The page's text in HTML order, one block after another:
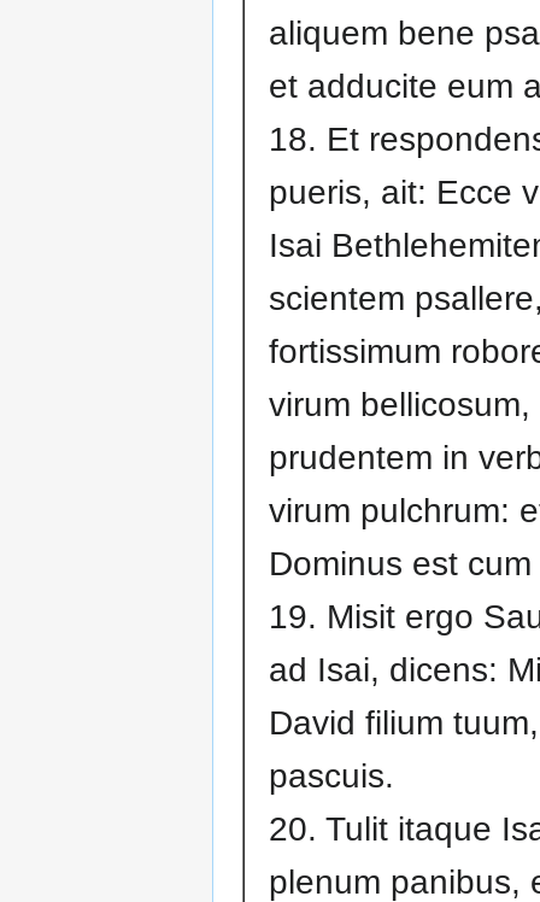
aliquem bene
et adducite eum
18. Et
pueris, ait: Ecce
Isai
scientem
fortissimum
virum bellicosum,
prudentem in
virum pulchrum:
Dominus est
19. Misit ergo
ad Isai, dicens:
David filium
pascuis.
20. Tulit itaque
plenum panibus,